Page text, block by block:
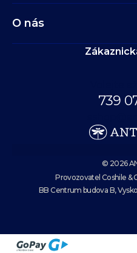
O nás
739
© 2026
Provozovatel Coshile &
BB Centrum budova B,